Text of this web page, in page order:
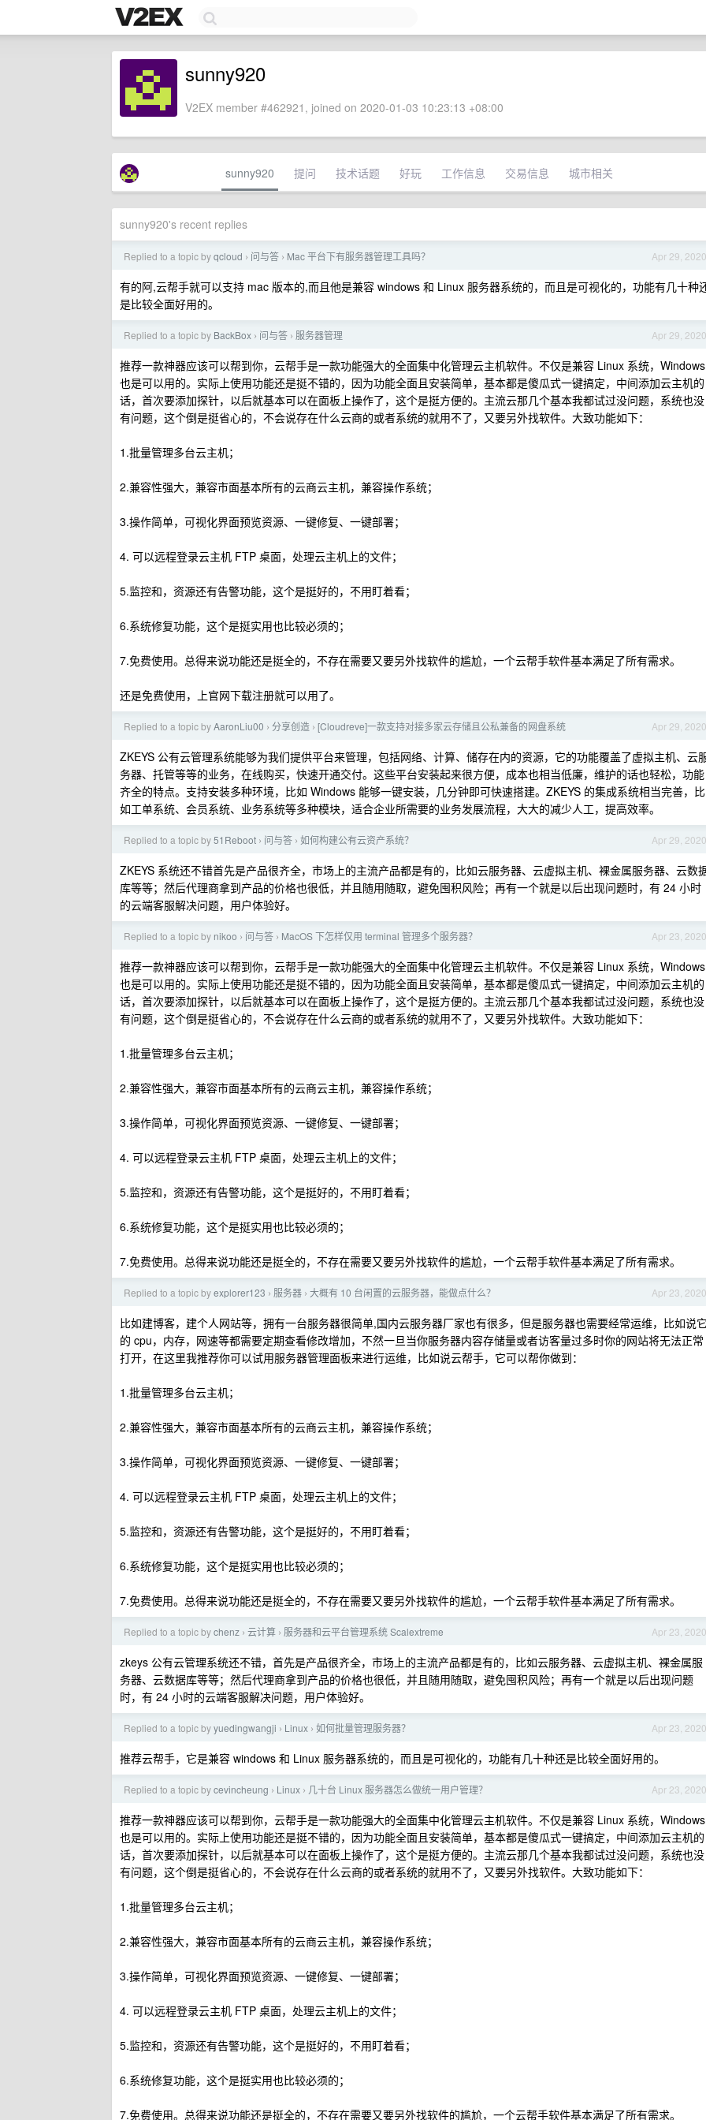
sunny920
V2EX member #462921, joined on 2020-01-03 10:23:13 +08:00
sunny920 提问 技术话题 好玩 工作信息 交易信息 城市相关
sunny920's recent replies
Apr 29, 2020
Replied to a topic byqcloud › 问与答 › Mac 平台下有服务器管理工具吗？
有的阿,云帮手就可以支持 mac 版本的,而且他是兼容 windows 和 Linux 服务器系统的，而且是可视化的，功能有几十种
是比较全面好用的。
Apr 29, 2020
Replied to a topic by BackBox › 问与答 › 服务器管理
推荐一款神器应该可以帮到你，云帮手是一款功能强大的全面集中化管理云主机软件。不仅是兼容 Linux 系统，Windows
也是可以用的。实际上使用功能还是挺不错的，因为功能全面且安装简单，基本都是傻瓜式一键搞定，中间添加云主机的
话，首次要添加探针，以后就基本可以在面板上操作了，这个是挺方便的。主流云那几个基本我都试过没问题，系统也没
有问题，这个倒是挺省心的，不会说存在什么云商的或者系统的就用不了，又要另外找软件。大致功能如下：
1.批量管理多台云主机；
2.兼容性强大，兼容市面基本所有的云商云主机，兼容操作系统；
3.操作简单，可视化界面预览资源、一键修复、一键部署；
4. 可以远程登录云主机 FTP 桌面，处理云主机上的文件；
5.监控和，资源还有告警功能，这个是挺好的，不用盯着看；
6.系统修复功能，这个是挺实用也比较必须的；
7.免费使用。总得来说功能还是挺全的，不存在需要又要另外找软件的尴尬，一个云帮手软件基本满足了所有需求。
还是免费使用，上官网下载注册就可以用了。
Apr 29, 2020
Replied to a topic byAaronLiu00 › 分享创造 › [Cloudreve]一款支持对接多家云存储且公私兼备的网盘系统
ZKEYS 公有云管理系统能够为我们提供平台来管理，包括网络、计算、储存在内的资源，它的功能覆盖了虚拟主机、云
务器、托管等等的业务，在线购买，快速开通交付。这些平台安装起来很方便，成本也相当低廉，维护的话也轻松，功能
齐全的特点。支持安装多种环境，比如 Windows 能够一键安装，几分钟即可快速搭建。ZKEYS 的集成系统相当完善，比
如工单系统、会员系统、业务系统等多种模块，适合企业所需要的业务发展流程，大大的减少人工，提高效率。
Apr 29, 2020
Replied to a topic by51Reboot › 问与答 › 如何构建公有云资产系统？
ZKEYS 系统还不错首先是产品很齐全，市场上的主流产品都是有的，比如云服务器、云虚拟主机、裸金属服务器、云数
库等等；然后代理商拿到产品的价格也很低，并且随用随取，避免囤积风险；再有一个就是以后出现问题时，有 24 小时
的云端客服解决问题，用户体验好。
Apr 23, 2020
Replied to a topic by nikoo › 问与答 › MacOS 下怎样仅用 terminal 管理多个服务器？
推荐一款神器应该可以帮到你，云帮手是一款功能强大的全面集中化管理云主机软件。不仅是兼容 Linux 系统，Windows
也是可以用的。实际上使用功能还是挺不错的，因为功能全面且安装简单，基本都是傻瓜式一键搞定，中间添加云主机的
话，首次要添加探针，以后就基本可以在面板上操作了，这个是挺方便的。主流云那几个基本我都试过没问题，系统也没
有问题，这个倒是挺省心的，不会说存在什么云商的或者系统的就用不了，又要另外找软件。大致功能如下：
1.批量管理多台云主机；
2.兼容性强大，兼容市面基本所有的云商云主机，兼容操作系统；
3.操作简单，可视化界面预览资源、一键修复、一键部署；
4. 可以远程登录云主机 FTP 桌面，处理云主机上的文件；
5.监控和，资源还有告警功能，这个是挺好的，不用盯着看；
6.系统修复功能，这个是挺实用也比较必须的；
7.免费使用。总得来说功能还是挺全的，不存在需要又要另外找软件的尴尬，一个云帮手软件基本满足了所有需求。
Apr 23, 2020
Replied to a topic byexplorer123 › 服务器 › 大概有 10 台闲置的云服务器，能做点什么？
比如建博客，建个人网站等，拥有一台服务器很简单,国内云服务器厂家也有很多，但是服务器也需要经常运维，比如说
的 cpu，内存，网速等都需要定期查看修改增加，不然一旦当你服务器内容存储量或者访客量过多时你的网站将无法正常
打开，在这里我推荐你可以试用服务器管理面板来进行运维，比如说云帮手，它可以帮你做到：
1.批量管理多台云主机；
2.兼容性强大，兼容市面基本所有的云商云主机，兼容操作系统；
3.操作简单，可视化界面预览资源、一键修复、一键部署；
4. 可以远程登录云主机 FTP 桌面，处理云主机上的文件；
5.监控和，资源还有告警功能，这个是挺好的，不用盯着看；
6.系统修复功能，这个是挺实用也比较必须的；
7.免费使用。总得来说功能还是挺全的，不存在需要又要另外找软件的尴尬，一个云帮手软件基本满足了所有需求。
Apr 23, 2020
Replied to a topic bychenz › 云计算 › 服务器和云平台管理系统 Scalextreme
zkeys 公有云管理系统还不错，首先是产品很齐全，市场上的主流产品都是有的，比如云服务器、云虚拟主机、裸金属服
务器、云数据库等等；然后代理商拿到产品的价格也很低，并且随用随取，避免囤积风险；再有一个就是以后出现问题
时，有 24 小时的云端客服解决问题，用户体验好。
Apr 23, 2020
Replied to a topic byyuedingwangji › Linux › 如何批量管理服务器？
推荐云帮手，它是兼容 windows 和 Linux 服务器系统的，而且是可视化的，功能有几十种还是比较全面好用的。
Apr 23, 2020
Replied to a topic bycevincheung › Linux › 几十台 Linux 服务器怎么做统一用户管理？
推荐一款神器应该可以帮到你，云帮手是一款功能强大的全面集中化管理云主机软件。不仅是兼容 Linux 系统，Windows
也是可以用的。实际上使用功能还是挺不错的，因为功能全面且安装简单，基本都是傻瓜式一键搞定，中间添加云主机的
话，首次要添加探针，以后就基本可以在面板上操作了，这个是挺方便的。主流云那几个基本我都试过没问题，系统也没
有问题，这个倒是挺省心的，不会说存在什么云商的或者系统的就用不了，又要另外找软件。大致功能如下：
1.批量管理多台云主机；
2.兼容性强大，兼容市面基本所有的云商云主机，兼容操作系统；
3.操作简单，可视化界面预览资源、一键修复、一键部署；
4. 可以远程登录云主机 FTP 桌面，处理云主机上的文件；
5.监控和，资源还有告警功能，这个是挺好的，不用盯着看；
6.系统修复功能，这个是挺实用也比较必须的；
7.免费使用。总得来说功能还是挺全的，不存在需要又要另外找软件的尴尬，一个云帮手软件基本满足了所有需求。